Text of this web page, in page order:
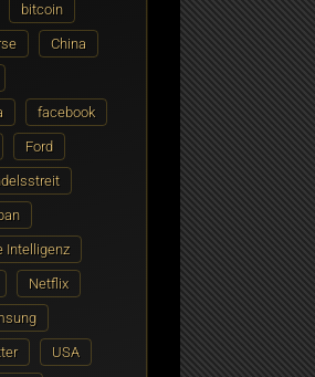
bitcoin
China
facebook
Ford
Intelligenz
Netflix
USA